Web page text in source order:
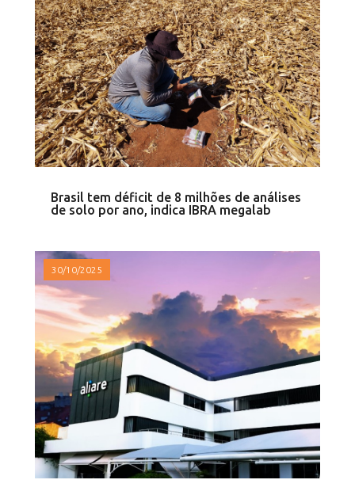
Brasil tem déficit de 8 milhões de análises
de solo por ano, indica IBRA megalab
30/10/2025